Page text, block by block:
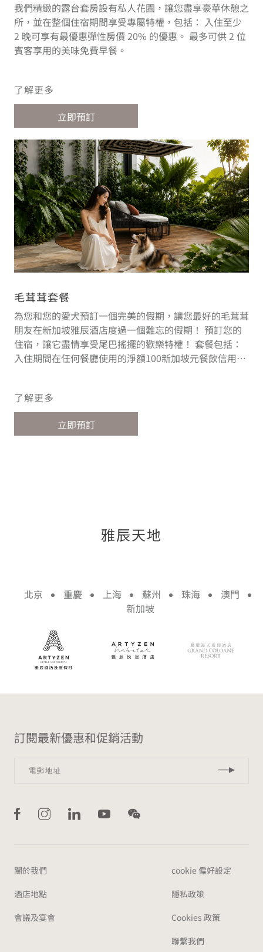
我們精緻的露台套房設有私人花園，讓您盡享豪華休憩之
所，並在整個住宿期間享受專屬特權，包括： 入住至少
2 晚可享有最優惠彈性房價 20% 的優惠。 最多可供 2 位
賓客享用的美味免費早餐。
了解更多
立即預訂
毛茸茸套餐
為您和您的愛犬預訂一個完美的假期，讓您最好的毛茸茸
朋友在新加坡雅辰酒店度過一個難忘的假期！ 預訂您的
住宿，讓它盡情享受尾巴搖擺的歡樂特權！ 套餐包括：
入住期間在任何餐廳使用的淨額100新加坡元餐飲信用額
伴提供的歡迎備品 專為您的毛茸茸夥伴提供的舒適床
墊， 飲食器皿 套餐包含寵物房清潔費用
了解更多
立即預訂
雅辰天地
北京 重慶 上海 蘇州 珠海
澳門
新加坡
關於我們
酒店地點
會議及宴會
cookie 偏好設定
隱私政策
Cookies 政策
聯繫我們
訂閱最新優惠和促銷活動